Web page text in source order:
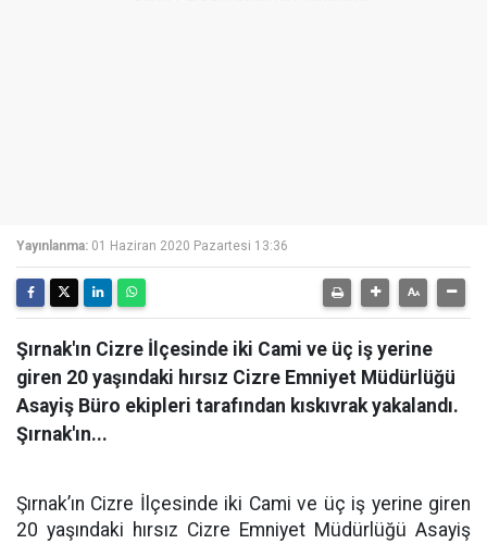
Yayınlanma: 01 Haziran 2020 Pazartesi 13:36
Şırnak'ın Cizre İlçesinde iki Cami ve üç iş yerine
giren 20 yaşındaki hırsız Cizre Emniyet Müdürlüğü
Asayiş Büro ekipleri tarafından kıskıvrak yakalandı.
Şırnak'ın...
Şırnak’ın Cizre İlçesinde iki Cami ve üç iş yerine giren
20 yaşındaki hırsız Cizre Emniyet Müdürlüğü Asayiş